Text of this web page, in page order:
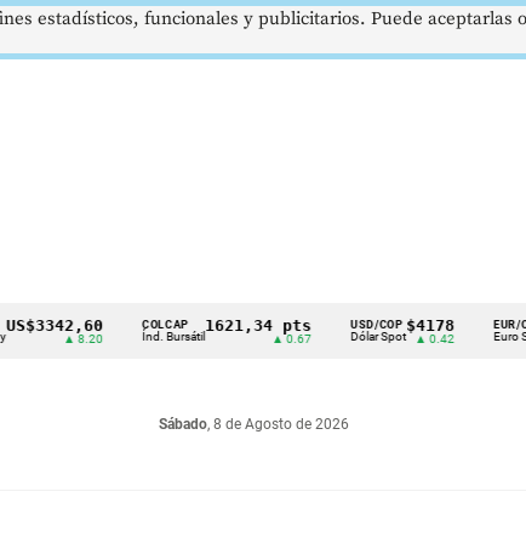
▲ 8.20
COLCAP
Índ. Bursátil
1621,34 pts
▲ 0.67
USD/COP
Dólar Spot
$4178
▲ 0.42
EUR/COP
Euro Spot▲
Sábado, 8 de Agosto de 2026
estadísticos, funcionales y publicitarios. Puede aceptarlas